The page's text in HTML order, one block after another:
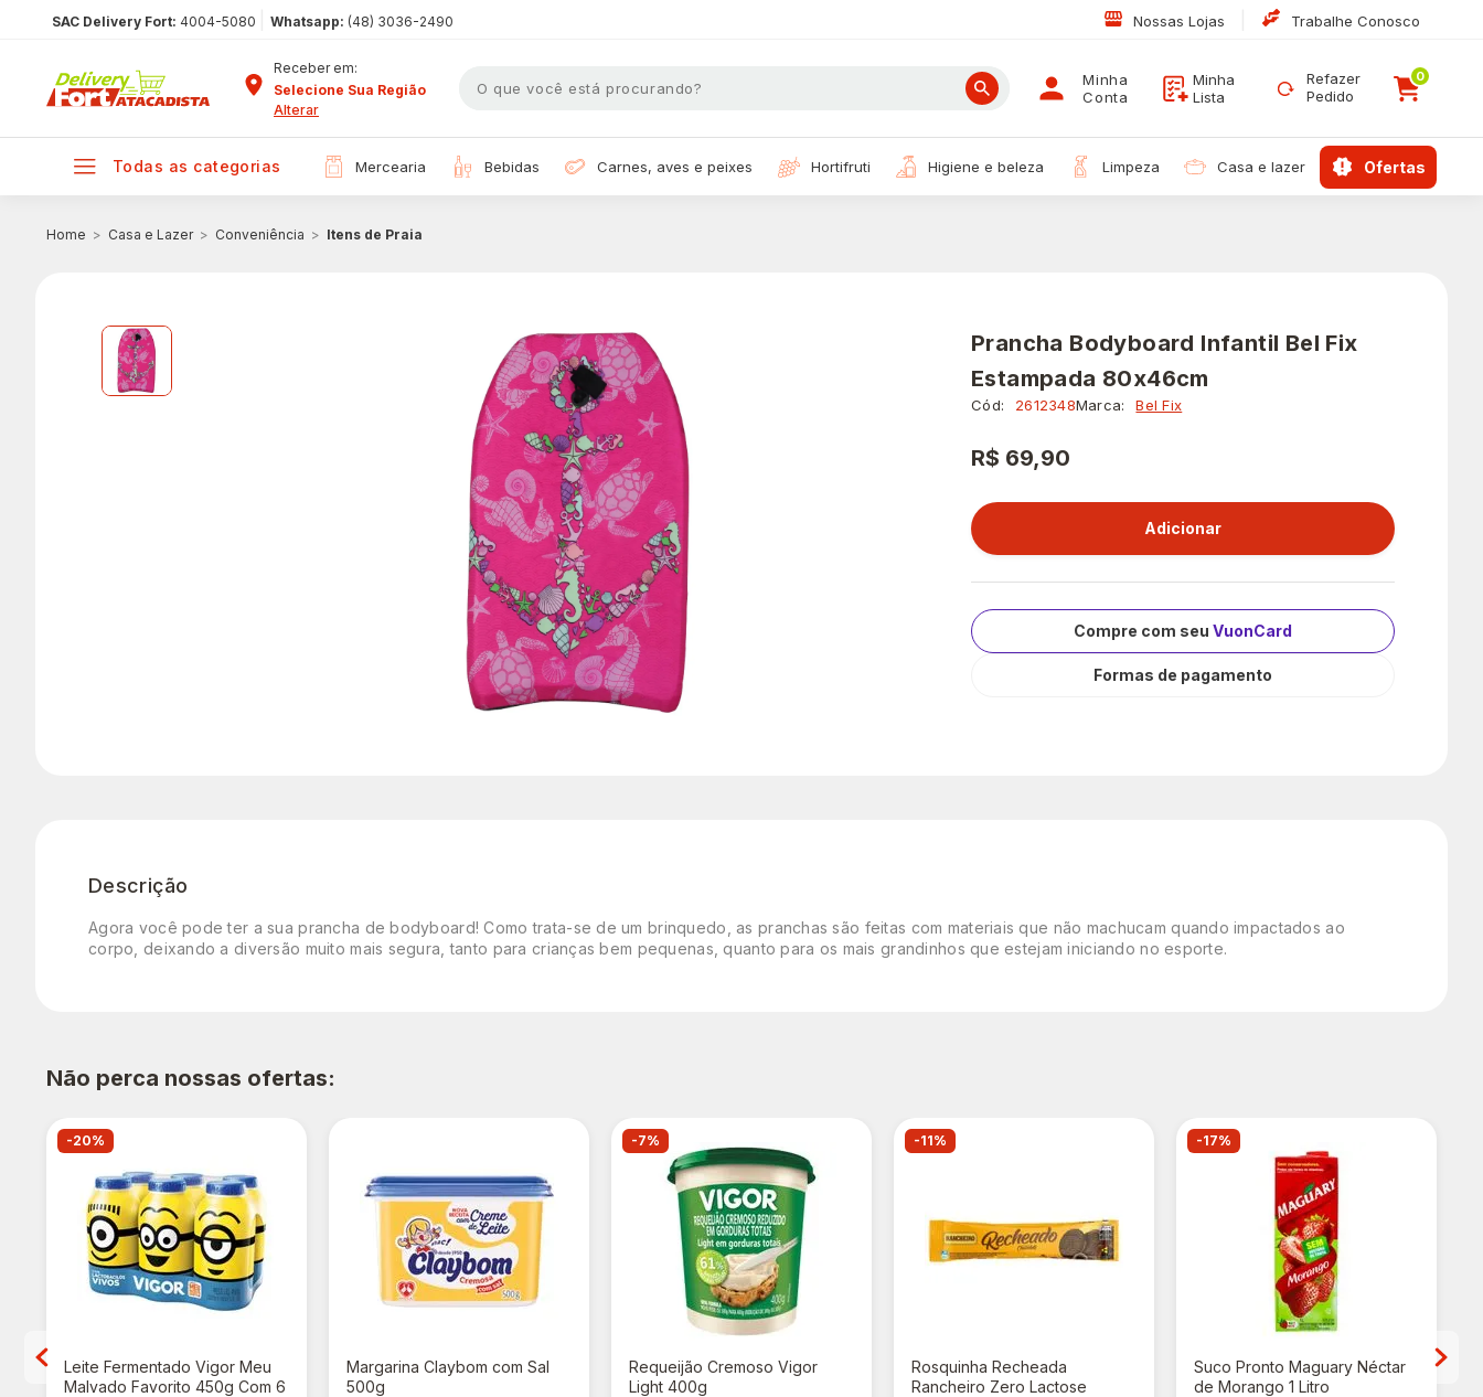
SAC Delivery Fort: 4004-5080 Whatsapp: (48) 3036-2490 Nossas Lojas Trabalhe Conosco
Receber em:
Selecione Sua Região
Alterar
Minha
Conta
Minha
Lista
Refazer
Pedido
0
todas as categorias mercearia bebidas carnes, aves e peixes hortifruti higiene e beleza limpeza casa e lazer ofertas
Casa e Lazer Conveniência Itens de Praia
Prancha Bodyboard Infantil Bel Fix
Estampada 80x46cm
Cód: 2612348Marca: Bel Fix
R$ 69,90
Compre com seu VuonCard
Formas de pagamento
Descrição
Agora você pode ter a sua prancha de bodyboard! Como trata-se de um brinquedo, as pranchas são feitas com materiais que não machucam quando impactados ao
corpo, deixando a diversão muito mais segura, tanto para crianças bem pequenas, quanto para os mais grandinhos que estejam iniciando no esporte.
Não perca nossas ofertas:
-20%
Leite Fermentado Vigor Meu
Malvado Favorito 450g Com 6
Margarina Claybom com Sal
500g
-7%
Requeijão Cremoso Vigor
Light 400g
-11%
Rosquinha Recheada
Rancheiro Zero Lactose
-17%
Suco Pronto Maguary Néctar
de Morango 1 Litro